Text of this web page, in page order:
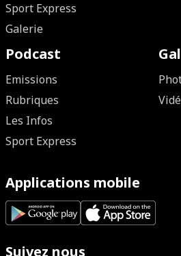
Sport Express
Galerie
Podcast
Emissions
Rubriques
Les Infos
Sport Express
Applications mobile
Suivez nous